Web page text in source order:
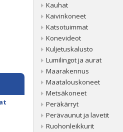
Kauhat
Kaivinkoneet
Katsotuimmat
Konevideot
Kuljetuskalusto
Lumilingot ja aurat
Maarakennus
Maatalouskoneet
Metsäkoneet
Peräkärryt
Perävaunut ja lavetit
Ruohonleikkurit